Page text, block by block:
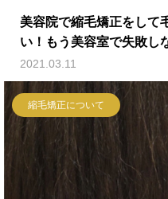
美容院で縮毛矯正をして
い！もう美容室で失敗し
付けるべき６つのポイント
2021.03.11
縮毛矯正について